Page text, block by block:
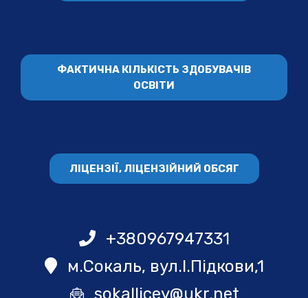
ФАКТИЧНА КІЛЬКІСТЬ ЗДОБУВАЧІВ
ОСВІТИ
ЛІЦЕНЗІЇ, ЛІЦЕНЗІЙНИЙ ОБСЯГ
+380967947331
м.Сокаль, вул.І.Підкови,1
sokallicey@ukr.net